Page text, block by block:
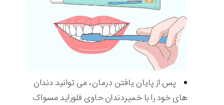
پس از پایان یافتن درمان، می توانید دندان
های خود را با خمیردندان حاوی فلوراید مسواک